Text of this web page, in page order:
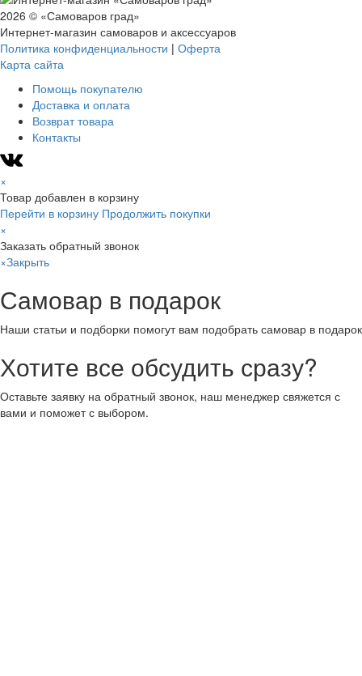
2026 © «Самоваров град»
Интернет-магазин самоваров и аксессуаров
Политика конфиденциальности | Оферта
Карта сайта
Помощь покупателю
Доставка и оплата
Возврат товара
Контакты
×
Товар добавлен в корзину
Перейти в корзину Продолжить покупки
×
Заказать обратный звонок
×Закрыть
Самовар в подарок
Наши статьи и подборки помогут вам подобрать самовар в подарок
Хотите все обсудить сразу?
Оставьте заявку на обратный звонок, наш менеджер свяжется с
вами и поможет с выбором.